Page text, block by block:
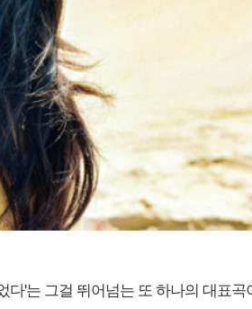
'는 그걸 뛰어넘는 또 하나의 대표곡